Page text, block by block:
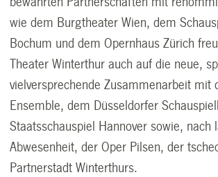
wie dem Burgtheater Wien, dem
Bochum und dem Opernhaus Zürich
Theater Winterthur auch auf die neue,
vielversprechende Zusammenarbeit mit
Ensemble, dem Düsseldorfer
Staatsschauspiel Hannover sowie, nach
Abwesenheit, der Oper Pilsen, der
Partnerstadt Winterthurs.